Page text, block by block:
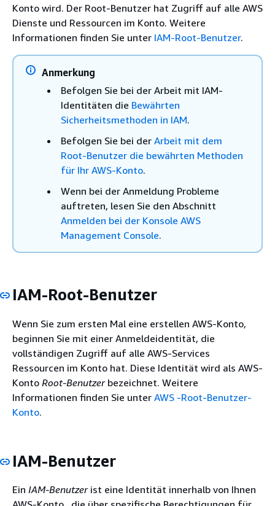
Konto wird. Der Root-Benutzer hat Zugriff auf alle AWS
Dienste und Ressourcen im Konto. Weitere
Informationen finden Sie unter IAM-Root-Benutzer.
Anmerkung
Befolgen Sie bei der Arbeit mit IAM-
Identitäten die Bewährten
Sicherheitsmethoden in IAM.
Befolgen Sie bei der Arbeit mit dem
Root-Benutzer die bewährten Methoden
für Ihr AWS-Konto.
Wenn bei der Anmeldung Probleme
auftreten, lesen Sie den Abschnitt
Anmelden bei der Konsole AWS
Management Console.
IAM-Root-Benutzer
Wenn Sie zum ersten Mal eine erstellen AWS-Konto,
beginnen Sie mit einer Anmeldeidentität, die
vollständigen Zugriff auf alle AWS-Services
Ressourcen im Konto hat. Diese Identität wird als AWS-
Konto Root-Benutzerbezeichnet. Weitere
Informationen finden Sie unter AWS -Root-Benutzer-
Konto.
IAM-Benutzer
Ein IAM-Benutzerist eine Identität innerhalb von Ihnen